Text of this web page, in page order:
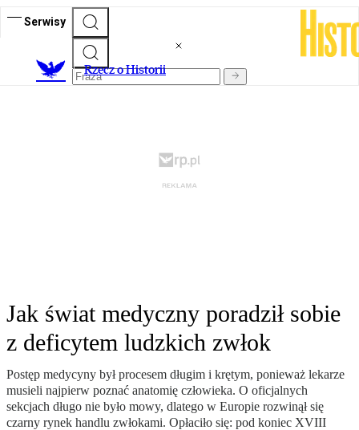
Serwisy
Rzecz o Historii
Jak świat medyczny poradził sobie
z deficytem ludzkich zwłok
Postęp medycyny był procesem długim i krętym, ponieważ lekarze
musieli najpierw poznać anatomię człowieka. O oficjalnych
sekcjach długo nie było mowy, dlatego w Europie rozwinął się
czarny rynek handlu zwłokami. Opłaciło się: pod koniec XVIII